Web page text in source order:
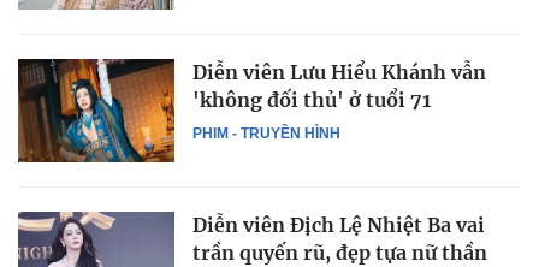
PHIM - TRUYỀN HÌNH
Diễn viên Lưu Hiểu Khánh vẫn
'không đối thủ' ở tuổi 71
Diễn viên Địch Lệ Nhiệt Ba vai
trần quyến rũ, đẹp tựa nữ thần